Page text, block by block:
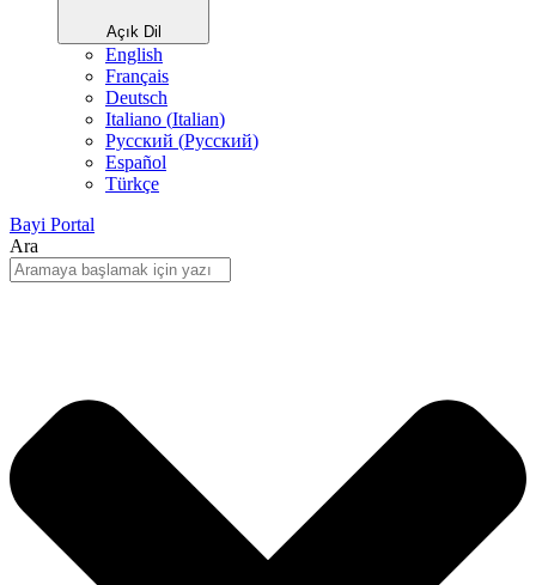
Açık Dil
English
Français
Deutsch
Italiano (Italian)
Русский (Pусский)
Español
Türkçe
Bayi Portal
Ara